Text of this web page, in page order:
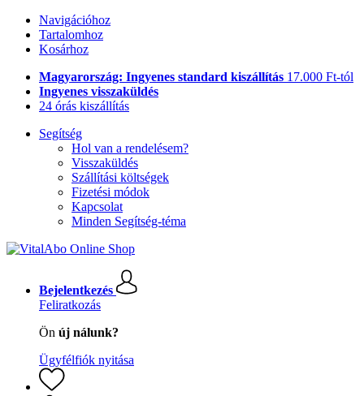
Navigációhoz
Tartalomhoz
Kosárhoz
Magyarország: Ingyenes standard kiszállítás 17.000 Ft-tól
Ingyenes visszaküldés
24 órás kiszállítás
Segítség
Hol van a rendelésem?
Visszaküldés
Szállítási költségek
Fizetési módok
Kapcsolat
Minden Segítség-téma
Bejelentkezés
Feliratkozás
Ön új nálunk?
Ügyfélfiók nyitása